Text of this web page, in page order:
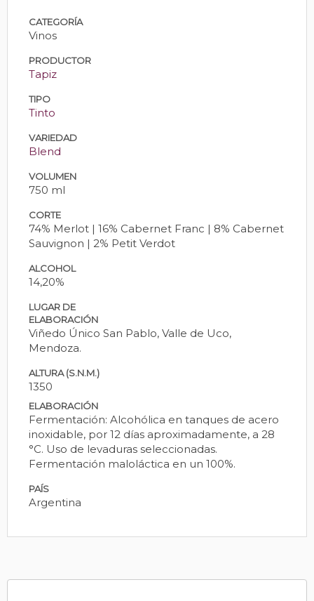
CATEGORÍA
Vinos
PRODUCTOR
Tapiz
TIPO
Tinto
VARIEDAD
Blend
VOLUMEN
750 ml
CORTE
74% Merlot | 16% Cabernet Franc | 8% Cabernet
Sauvignon | 2% Petit Verdot
ALCOHOL
14,20%
LUGAR DE
ELABORACIÓN
Viñedo Único San Pablo, Valle de Uco,
Mendoza.
ALTURA (S.N.M.)
1350
ELABORACIÓN
Fermentación: Alcohólica en tanques de acero
inoxidable, por 12 días aproximadamente, a 28
°C. Uso de levaduras seleccionadas.
Fermentación maloláctica en un 100%.
PAÍS
Argentina